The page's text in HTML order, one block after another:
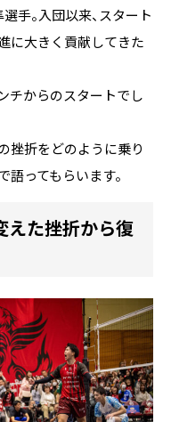
手。入団以来、スタート
に大きく貢献してきた
チからのスタートでし
挫折をどのように乗り
語ってもらいます。
た――挫折から復